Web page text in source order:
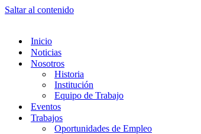
Saltar al contenido
Inicio
Noticias
Nosotros
Historia
Institución
Equipo de Trabajo
Eventos
Trabajos
Oportunidades de Empleo